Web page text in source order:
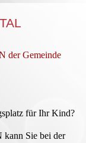
der Gemeinde
für Ihr Kind?
Sie bei der